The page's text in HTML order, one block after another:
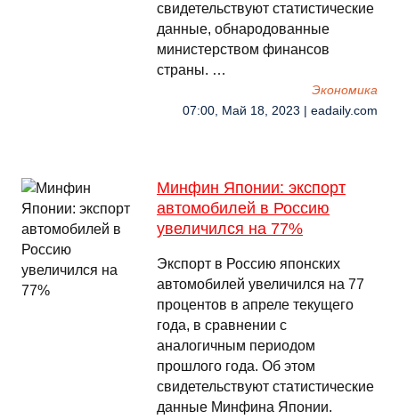
свидетельствуют статистические
данные, обнародованные
министерством финансов
страны. …
Экономика
07:00, Май 18, 2023 | eadaily.com
Минфин Японии: экспорт
автомобилей в Россию
увеличился на 77%
Экспорт в Россию японских
автомобилей увеличился на 77
процентов в апреле текущего
года, в сравнении с
аналогичным периодом
прошлого года. Об этом
свидетельствуют статистические
данные Минфина Японии.